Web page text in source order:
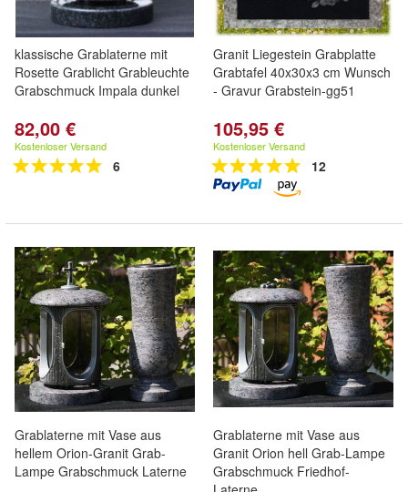
klassische Grablaterne mit
Rosette Grablicht Grableuchte
Grabschmuck Impala dunkel
82,00 €
Kostenloser Versand
6
Granit Liegestein Grabplatte
Grabtafel 40x30x3 cm Wunsch
- Gravur Grabstein-gg51
105,95 €
Kostenloser Versand
12
Grablaterne mit Vase aus
hellem Orion-Granit Grab-
Lampe Grabschmuck Laterne
Grablaterne mit Vase aus
Granit Orion hell Grab-Lampe
Grabschmuck Friedhof-